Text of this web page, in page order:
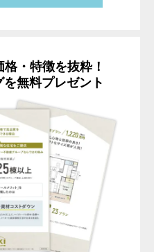
・特徴を抜粋！
無料プレゼント